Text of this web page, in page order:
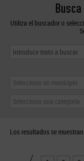
Utiliza el buscador o
Selecciona un municipio
Selecciona una categoría
Los resultados se